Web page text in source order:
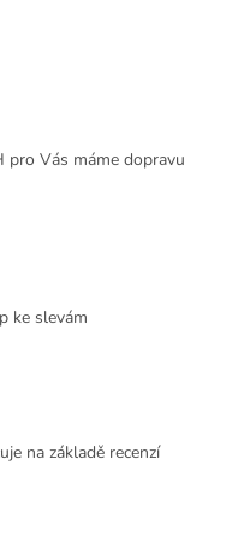
pro Vás máme dopravu
ke slevám
na základě recenzí